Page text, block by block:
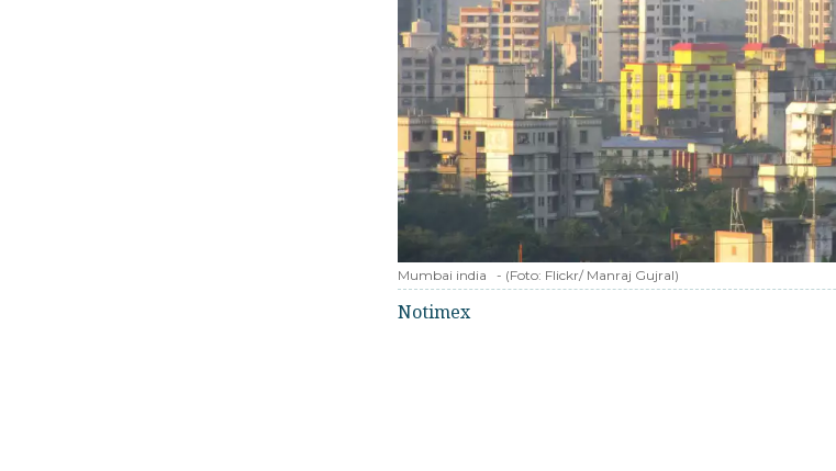
Mumbai india - (Foto: Flickr/ Manraj Gujral)
Notimex